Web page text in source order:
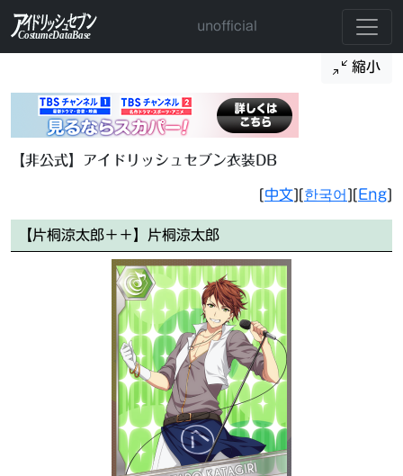
unofficial
縮小
【非公式】アイドリッシュセブン衣装DB
[中文][한국어 ][Eng]
【片桐涼太郎＋＋】片桐涼太郎